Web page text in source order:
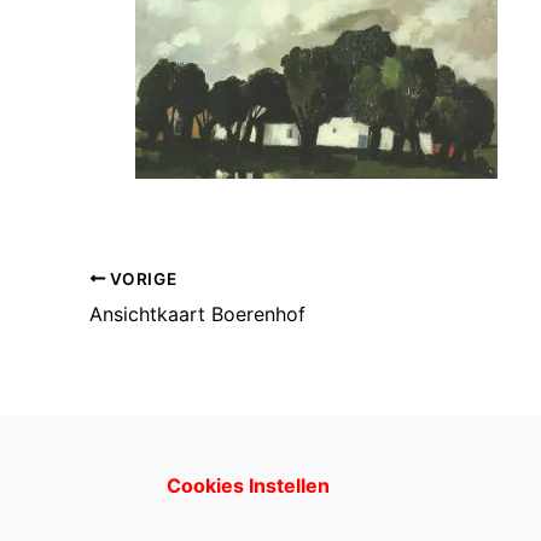
VORIGE
Ansichtkaart Boerenhof
Cookies Instellen